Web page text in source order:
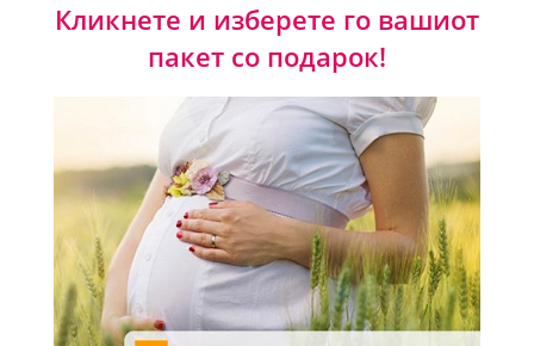
Кликнете и изберете го вашиот
пакет со подарок!